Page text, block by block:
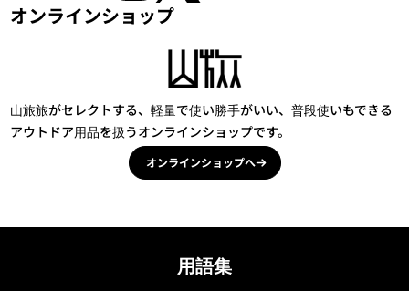
オンラインショップ
山旅旅がセレクトする、軽量で使い勝手がいい、普段使いもできる
アウトドア用品を扱うオンラインショップです。
オンラインショップへ
用語集